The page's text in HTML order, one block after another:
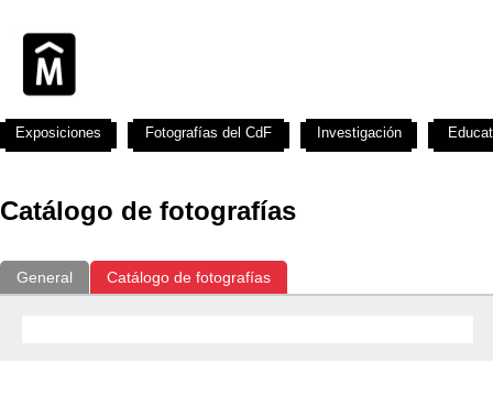
Catálogo de fotografías
General Catálogo de fotografías
Exposiciones Fotografías del CdF Investigación